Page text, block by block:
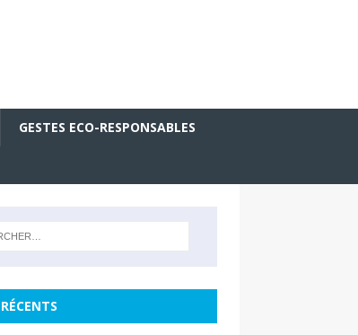
GESTES ECO-RESPONSABLES